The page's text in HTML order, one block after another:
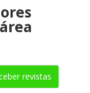
revistas